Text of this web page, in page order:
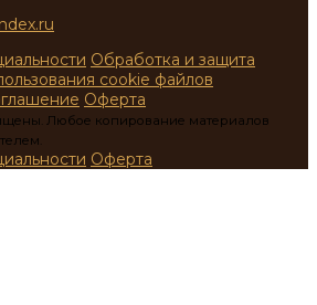
Обработка и защита
cookie файлов
Оферта
Любое копирование материалов
Оферта